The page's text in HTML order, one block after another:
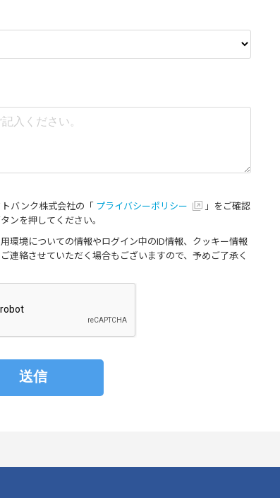
トバンク株式会社の「 プライバシーポリシー
」をご確認
ンを押してください。
環境についての情報やログイン中のID情報、クッキー情報
連絡させていただく場合もございますので、予めご了承く